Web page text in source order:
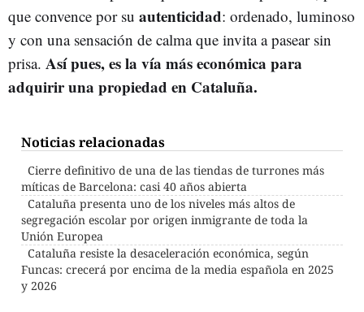
que convence por su autenticidad: ordenado, luminoso
y con una sensación de calma que invita a pasear sin
prisa. Así pues, es la vía más económica para
adquirir una propiedad en Cataluña.
Noticias relacionadas
Cierre definitivo de una de las tiendas de turrones más
míticas de Barcelona: casi 40 años abierta
Cataluña presenta uno de los niveles más altos de
segregación escolar por origen inmigrante de toda la
Unión Europea
Cataluña resiste la desaceleración económica, según
Funcas: crecerá por encima de la media española en 2025
y 2026